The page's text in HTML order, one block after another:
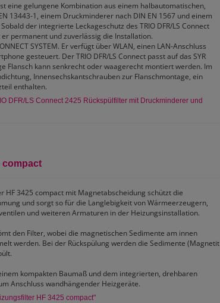
ist eine gelungene Kombination aus einem halbautomatischen,
13443-1, einem Druckminderer nach DIN EN 1567 und einem
der integrierte Leckageschutz des TRIO DFR/LS Connect
permanent und zuverlässig die Installation.
SYSTEM. Er verfügt über WLAN, einen LAN-Anschluss
gesteuert. Der TRIO DFR/LS Connect passt auf das SYR
Flansch kann senkrecht oder waagerecht montiert werden. Im
Innensechskantschrauben zur Flanschmontage, ein
enthalten.
DFR/LS Connect 2425 Rückspülfilter mit Druckminderer und
compact
HF 3425 compact mit Magnetabscheidung schützt die
und sorgt so für die Langlebigkeit von Wärmeerzeugern,
und weiteren Armaturen in der Heizungsinstallation.
den Filter, wobei die magnetischen Sedimente am innen
werden. Bei der Rückspülung werden die Sedimente (Magnetit
kompakten Baumaß und dem integrierten, drehbaren
Anschluss wandhängender Heizgeräte.
HF 3425 compact"